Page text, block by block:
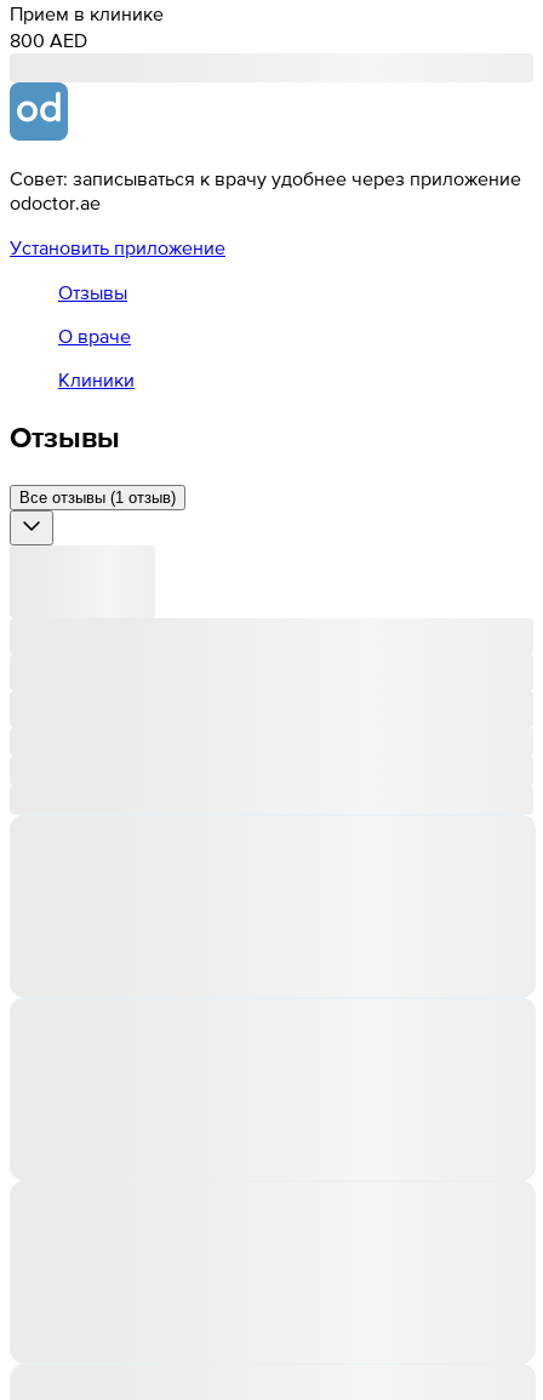
Прием в клинике
800 AED
Совет: записываться к врачу удобнее через приложение
odoctor.ae
Установить приложение
Отзывы
О враче
Клиники
Отзывы
Все отзывы (1 отзыв)